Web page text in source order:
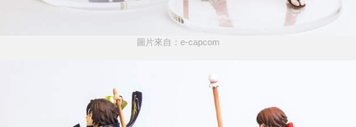
圖片來自：e-capcom